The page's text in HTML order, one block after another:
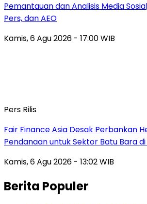
Pemantauan dan Analisis Media
Pers, dan AEO
Kamis, 6 Agu 2026 - 17:00 WIB
Pers Rilis
Fair Finance Asia Desak Perbankan
Pendanaan untuk Sektor Batu Bara di
Kamis, 6 Agu 2026 - 13:02 WIB
Berita Populer